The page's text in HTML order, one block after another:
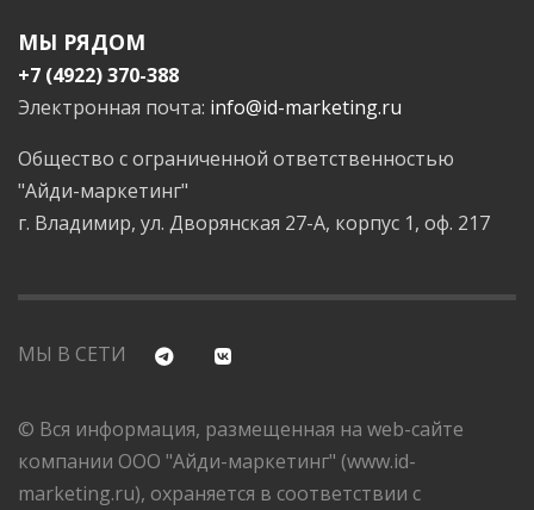
МЫ РЯДОМ
+7 (4922) 370-388
Электронная почта: info@id-marketing.ru
Общество с ограниченной ответственностью
"Айди-маркетинг"
г. Владимир, ул. Дворянская 27-А, корпус 1, оф. 217
МЫ В СЕТИ
© Вся информация, размещенная на web-сайте
компании ООО "Айди-маркетинг" (www.id-
marketing.ru), охраняется в соответствии с